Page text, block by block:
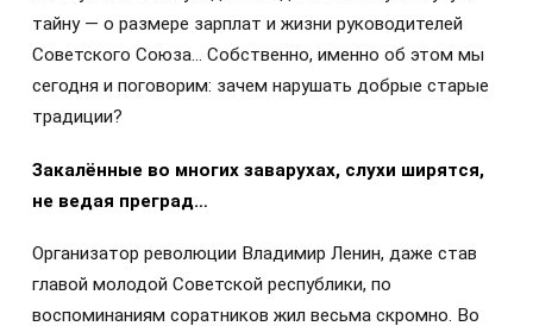
тайну — о размере зарплат и жизни руководителей
Советского Союза… Собственно, именно об этом мы
сегодня и поговорим: зачем нарушать добрые старые
традиции?
Закалённые во многих заварухах, слухи ширятся,
не ведая преград…
Организатор революции Владимир Ленин, даже став
главой молодой Советской республики, по
воспоминаниям соратников жил весьма скромно. Во